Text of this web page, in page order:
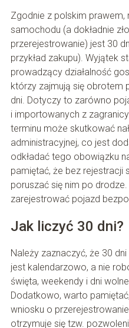
Zgodnie z polskim prawem,
samochodu (a dokładnie
przerejestrowanie) jest 30
przykład zakupu). Wyjątek
prowadzący działalność
którzy zajmują się obrotem
dni. Dotyczy to zarówno
i importowanych z
terminu może skutkować
administracyjnej, co jest
odkładać tego obowiązku
pamiętać, że bez rejestracji
poruszać się nim po
zarejestrować pojazd
Jak liczyć 30 dni?
Należy zaznaczyć, że 30
jest kalendarzowo, a nie
święta, weekendy i dni
Dodatkowo, warto
wniosku o
otrzymuje się tzw.